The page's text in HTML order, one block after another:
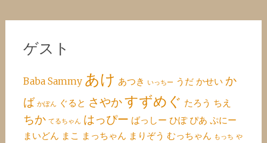
ゲスト
Baba Sammy あけ あつき いっちー うだ かせい か
ば かぽん ぐると さやかすずめぐ たろう ちえ
ちか てるちゃん はっぴー ばっしー ひぽ ぴあ ぷにー
まいどん まこ まっちゃん まりぞう むっちゃん もっち や